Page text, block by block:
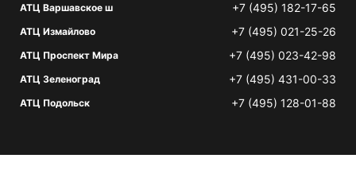
АТЦ Варшавское ш +7 (495) 182-17-65
АТЦ Измайлово +7 (495) 021-25-26
АТЦ Проспект Мира +7 (495) 023-42-98
АТЦ Зеленоград +7 (495) 431-00-33
АТЦ Подольск +7 (495) 128-01-88